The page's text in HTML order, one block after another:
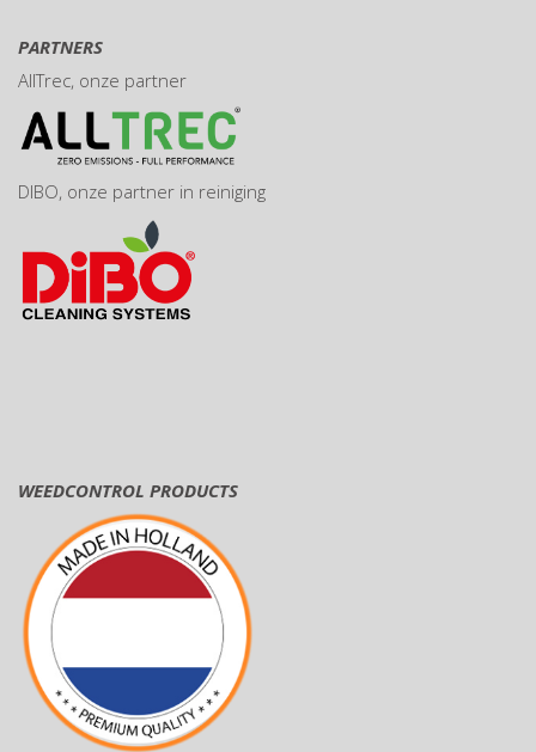
PARTNERS
AllTrec, onze partner
DIBO, onze partner in reiniging
WEEDCONTROL PRODUCTS